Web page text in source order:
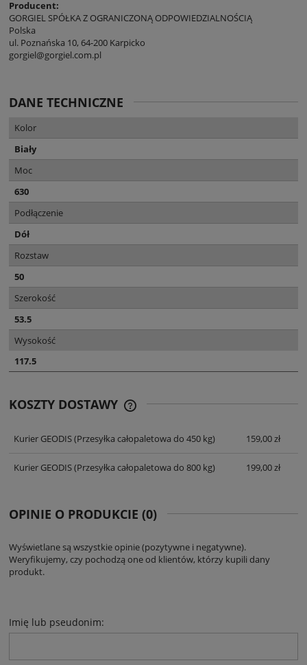
Producent:
GORGIEL SPÓŁKA Z OGRANICZONĄ ODPOWIEDZIALNOŚCIĄ
Polska
ul. Poznańska 10, 64-200 Karpicko
gorgiel@gorgiel.com.pl
DANE TECHNICZNE
Kolor
Biały
Moc
630
Podłączenie
Dół
Rozstaw
50
Szerokość
53.5
Wysokość
117.5
KOSZTY DOSTAWY
Kurier GEODIS(Przesyłka całopaletowa do 450 kg) 159,00 zł
Kurier GEODIS(Przesyłka całopaletowa do 800 kg) 199,00 zł
OPINIE O PRODUKCIE (0)
Wyświetlane są wszystkie opinie (pozytywne i negatywne).
Weryfikujemy, czy pochodzą one od klientów, którzy kupili dany
produkt.
Imię lub pseudonim: